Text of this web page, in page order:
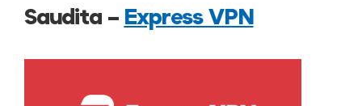
Saudita –Express VPN